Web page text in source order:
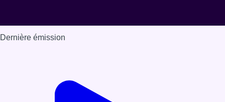
Dernière émission